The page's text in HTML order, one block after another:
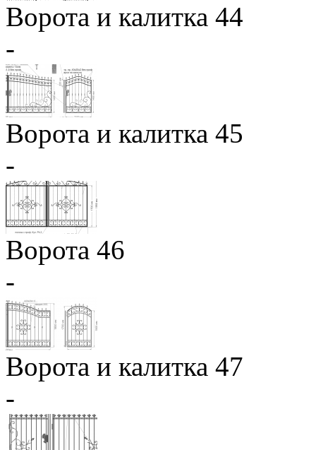
Ворота и калитка 44
-
Ворота и калитка 45
-
Ворота 46
-
Ворота и калитка 47
-